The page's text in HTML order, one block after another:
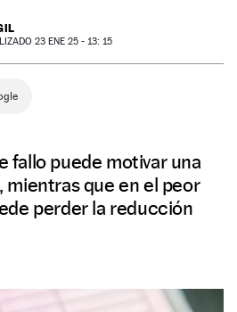
23 ENE 25 - 13: 15
fallo puede motivar una
mientras que en el peor
perder la reducción